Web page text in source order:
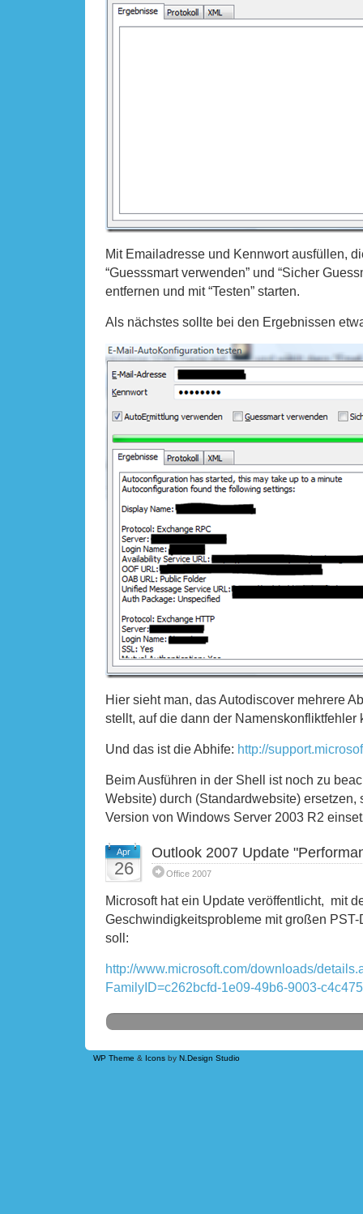
Mit Emailadresse und Kennwort ausfüllen,
“Guesssmart verwenden” und “Sicher
entfernen und mit “Testen” starten.
Als nächstes sollte bei den Ergebnissen
Hier sieht man, das Autodiscover mehrere
stellt, auf die dann der Namenskonfliktfehler
Und das ist die Abhife: http://
Beim Ausführen in der Shell ist noch zu
Website) durch (Standardwebsite) ersetzen,
Version von Windows Server 2003 R2
Apr
26
Outlook 2007 Update
Office 2007
Microsoft hat ein Update veröffentlicht, mit
Geschwindigkeitsprobleme mit großen
soll:
http://www.microsoft.com/downloads/
FamilyID=c262bcfd-1e09-49b6-9003-
WP Theme & Icons by N.Design Studio